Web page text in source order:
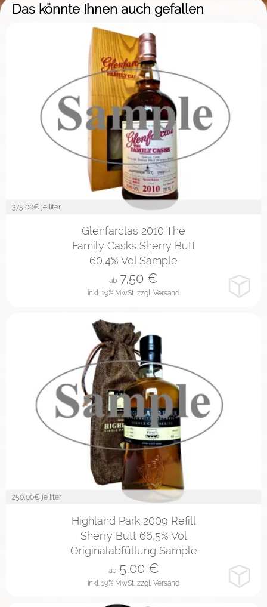
Das könnte Ihnen auch gefallen
375,00€ je liter
Glenfarclas 2010 The
Family Casks Sherry Butt
60,4% Vol Sample
inkl. 19% MwSt. zzgl. Versand
ab 7,50 €
250,00€ je liter
Highland Park 2009 Refill
Sherry Butt 66,5% Vol
Originalabfüllung Sample
inkl. 19% MwSt. zzgl. Versand
ab 5,00€